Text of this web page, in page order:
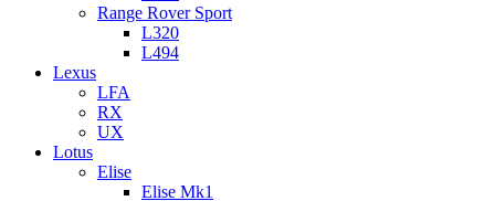
Range Rover Sport
L320
L494
Lexus
LFA
RX
UX
Lotus
Elise
Elise Mk1